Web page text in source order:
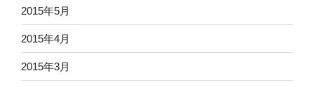
2015年5月
2015年4月
2015年3月